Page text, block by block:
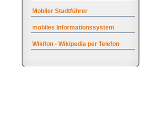
Mobiler Stadtführer
mobiles Informationssystem
Wikifon - Wikipedia per Telefon